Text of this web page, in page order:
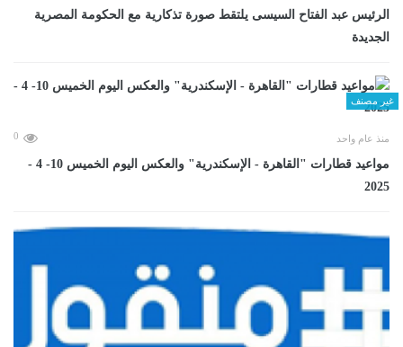
الرئيس عبد الفتاح السيسى يلتقط صورة تذكارية مع الحكومة المصرية
الجديدة
غير مصنف
منذ عام واحد 0
مواعيد قطارات "القاهرة - الإسكندرية" والعكس اليوم الخميس 10- 4 -
2025